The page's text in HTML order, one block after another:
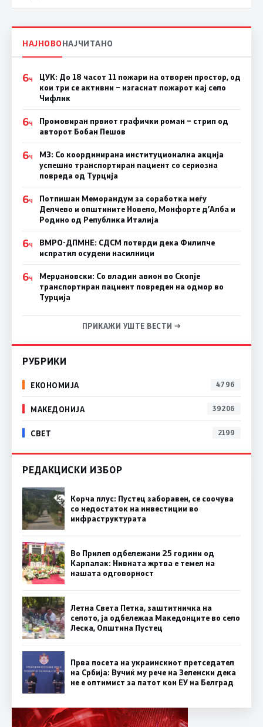
НАЈНОВОНАЈЧИТАНО
6Ч
ЦУК: До 18 часот 11 пожари на отворен простор, од
кои три се активни – изгаснат пожарот кај село
Чифлик
6Ч
Промовиран првиот графички роман – стрип од
авторот Бобан Пешов
6Ч
МЗ: Со координирана институционална акција
успешно транспортиран пациент со сериозна
повреда од Турција
6Ч
Потпишан Меморандум за соработка меѓу
Делчево и општините Новело, Монфорте д’Алба и
Родино од Република Италија
6Ч
ВМРО-ДПМНЕ: СДСM потврди дека Филипче
испратил осудени насилници
6Ч
Мерџановски: Со владин авион во Скопје
транспортиран пациент повреден на одмор во
Турција
ПРИКАЖИ УШТЕ ВЕСТИ →
РУБРИКИ
ЕКОНОМИЈА 4796
МАКЕДОНИЈА 39206
СВЕТ 2199
РЕДАКЦИСКИ ИЗБОР
Корча плус: Пустец заборавен, се соочува
со недостаток на инвестиции во
инфраструктурата
Во Прилеп одбележани 25 години од
Карпалак: Нивната жртва е темел на
нашата одговорност
Летна Света Петка, заштитничка на
селото, ја одбележаа Македонците во село
Леска, Општина Пустец
Прва посета на украинскиот претседател
на Србија: Вучиќ му рече на Зеленски дека
не е оптимист за патот кон ЕУ на Белград